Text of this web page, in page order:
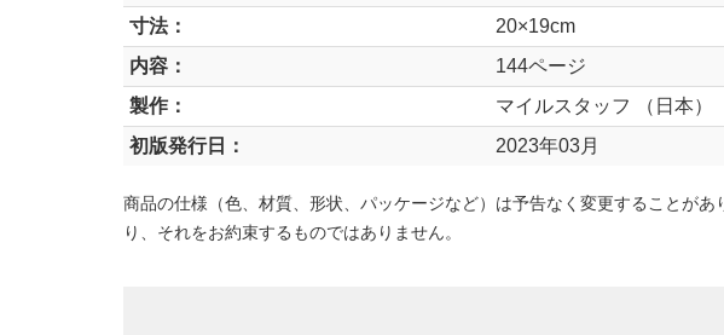
寸法：
20×19cm
内容：
144ページ
製作：
マイルスタッフ （日本）
初版発行日：
2023年03月
商品の仕様（色、材質、形状、パッケージなど）は予告なく変更することが
り、それをお約束するものではありません。